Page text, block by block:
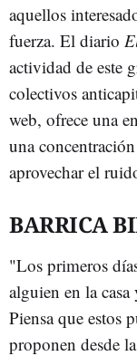
aquellos
fuerza. El diario
actividad de este
colectivos
web, ofrece una
una
aprovechar el
BARRICA
"Los primeros
alguien en la
Piensa que estos
proponen desde